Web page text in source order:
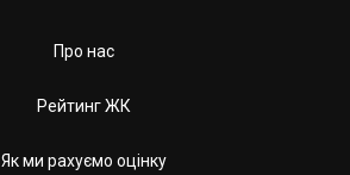
Про нас
Рейтинг ЖК
Як ми рахуємо оцінку